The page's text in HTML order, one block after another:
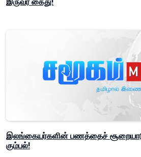
இலங்கையர்களின் பணத்தைச்
கும்பல்!